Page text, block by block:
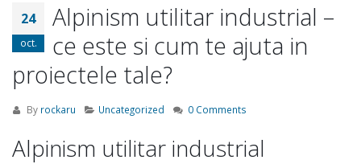
24
oct.
Alpinism utilitar industrial –
ce este si cum te ajuta in
proiectele tale?
By rockaru Uncategorized 0 Comments
Alpinism utilitar industrial